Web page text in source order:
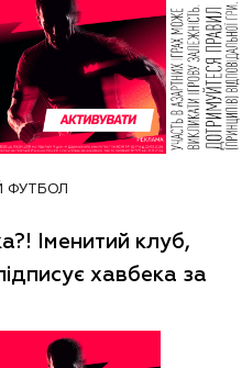
ФУТБОЛ
Іменитий клуб,
хавбека за